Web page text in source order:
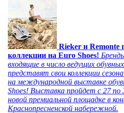
Rieker и Remonte
коллекции на Euro Shoes!
входящие в число ведущих
представят свои коллекции
на международной выставке
Shoes! Выставка пройдет c 27 по
новой премиальной площадке в
Краснопресненской набережной.